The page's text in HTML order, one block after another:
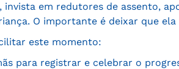
em redutores de assento,
O importante é deixar que
este momento:
para registrar e celebrar o